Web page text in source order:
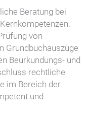
Beratung bei
von
Grundbuchauszüge
Beurkundungs- und
rechtliche
im Bereich der
und